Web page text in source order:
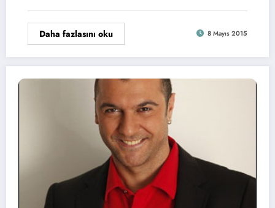
Daha fazlasını oku 8 Mayıs 2015